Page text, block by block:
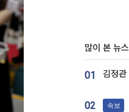
많이 본 뉴스
01
02 속보